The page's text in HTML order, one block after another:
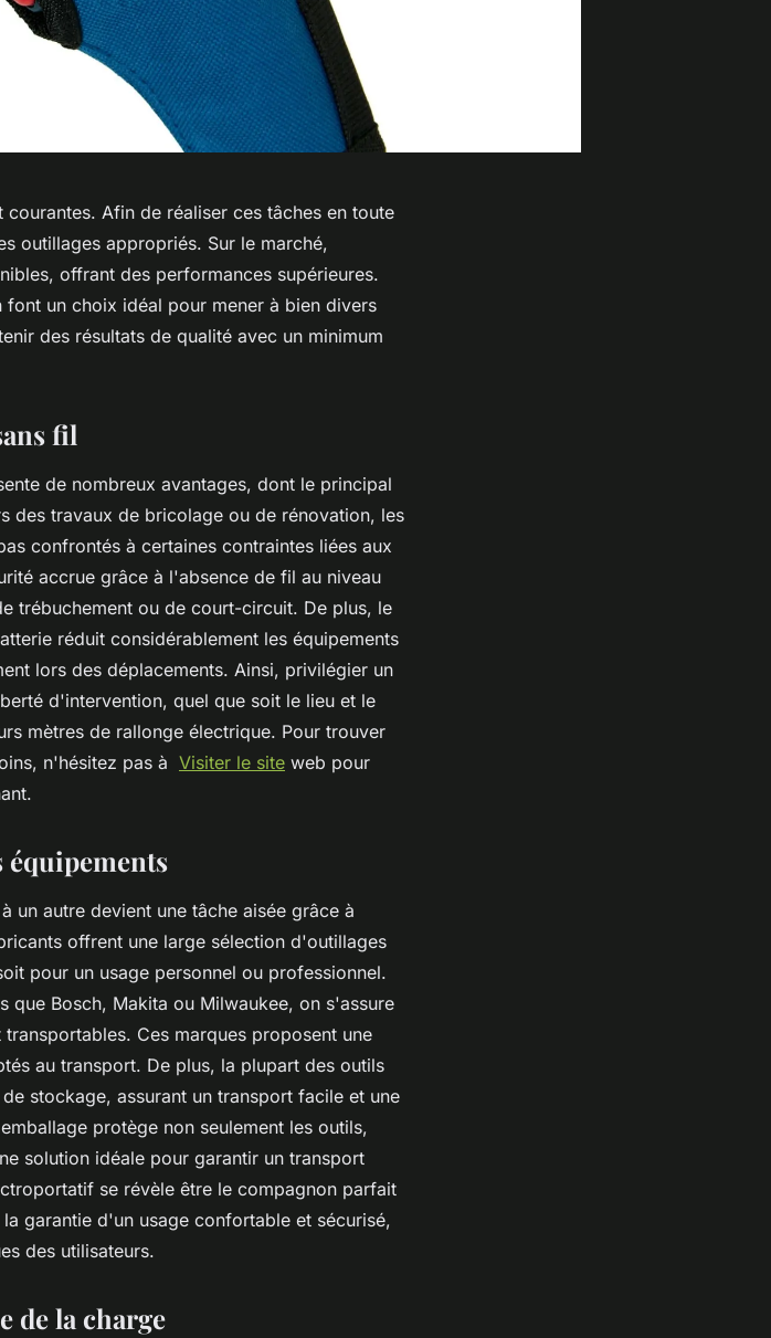
Afin de réaliser ces tâches en toute
outillages appropriés. Sur le marché,
offrant des performances supérieures.
un choix idéal pour mener à bien divers
des résultats de qualité avec un minimum
fil
de nombreux avantages, dont le principal
des travaux de bricolage ou de rénovation, les
confrontés à certaines contraintes liées aux
accrue grâce à l'absence de fil au niveau
trébuchement ou de court-circuit. De plus, le
réduit considérablement les équipements
lors des déplacements. Ainsi, privilégier un
d'intervention, quel que soit le lieu et le
mètres de rallonge électrique. Pour trouver
n'hésitez pas à Visiter le site web pour
un autre devient une tâche aisée grâce à
offrent une large sélection d'outillages
pour un usage personnel ou professionnel.
que Bosch, Makita ou Milwaukee, on s'assure
Ces marques proposent une
au transport. De plus, la plupart des outils
stockage, assurant un transport facile et une
protège non seulement les outils,
solution idéale pour garantir un transport
se révèle être le compagnon parfait
garantie d'un usage confortable et sécurisé,
des utilisateurs.
de la charge